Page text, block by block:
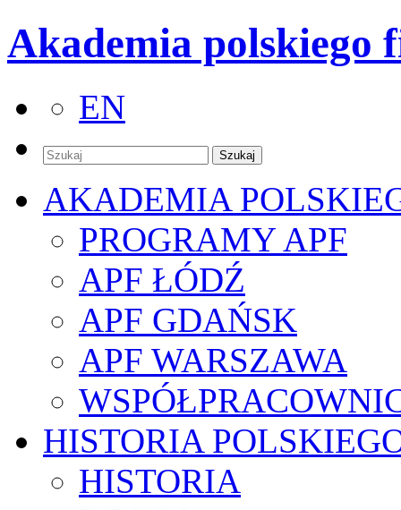
Akademia polskiego
EN
AKADEMIA
PROGRAMY APF
APF ŁÓDŹ
APF GDAŃSK
APF WARSZAWA
HISTORIA
HISTORIA